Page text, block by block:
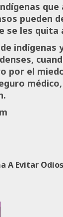
pueden
se les
indígenas
por el
A Evitar